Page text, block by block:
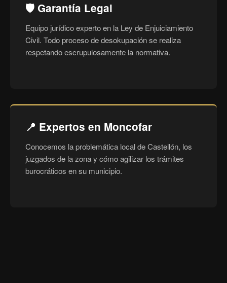
🛡️ Garantía Legal
Equipo jurídico experto en la Ley de Enjuiciamiento
Civil. Todo proceso de desokupación se realiza
respetando escrupulosamente la normativa.
📍 Expertos en Moncofar
Conocemos la problemática local de Castellón, los
juzgados de la zona y cómo agilizar los trámites
burocráticos en su municipio.